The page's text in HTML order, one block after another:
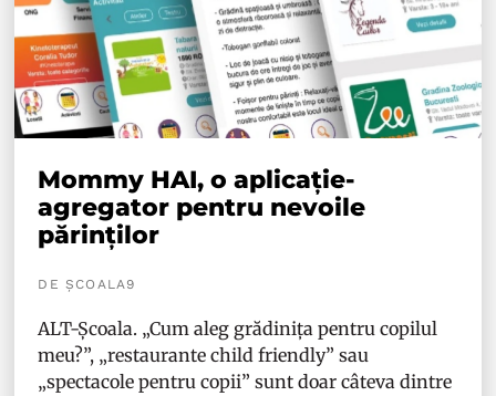
Mommy HAI, o aplicație-
agregator pentru nevoile
părinților
DE ȘCOALA9
ALT-Școala. „Cum aleg grădinița pentru copilul
meu?”, „restaurante child friendly” sau
„spectacole pentru copii” sunt doar câteva dintre